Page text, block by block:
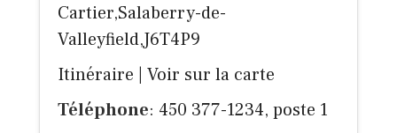
Cartier,Salaberry-de-
Valleyfield,J6T4P9
Itinéraire
Voir sur la carte
Téléphone: 450 377-1234, poste 1